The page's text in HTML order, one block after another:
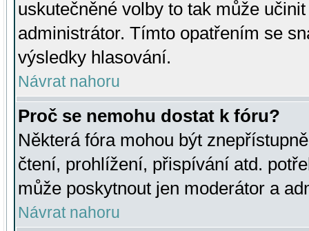
uskutečněné volby to tak může
administrátor. Tímto opatřením se
výsledky hlasování.
Návrat nahoru
Proč se nemohu dostat k fóru?
Některá fóra mohou být
čtení, prohlížení, přispívání atd.
může poskytnout jen moderátor a
Návrat nahoru